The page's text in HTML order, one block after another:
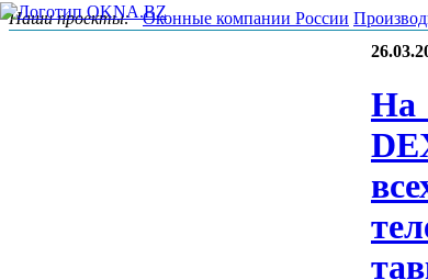
Наши проекты:Оконные компании России